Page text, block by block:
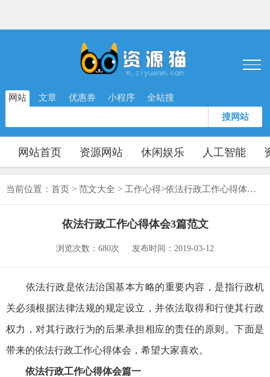
网站 文章 优惠券 小程序 全站搜
搜网站
网站首页 资源网站 休闲娱乐 人工智能
当前位置： 首页 > 范文大全 > 工作心得>依法行政工作心得体会3篇范文
依法行政工作心得体会3篇范文
浏览次数：680次 发布时间：2019-03-12
依法行政是依法治国基本方略的重要内容，是指行政机
关必须根据法律法规的规定设立，并依法取得和行使其行政
权力，对其行政行为的后果承担相应的责任的原则。下面是
带来的依法行政工作心得体会，希望大家喜欢。
依法行政工作心得体会篇一